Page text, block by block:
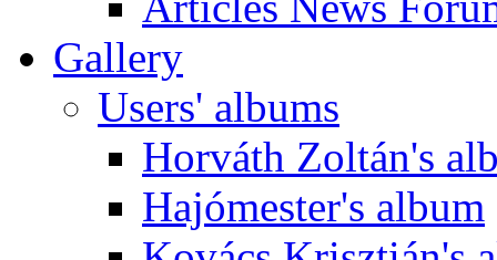
Gallery
Users' albums
Horváth Zoltán's
Hajómester's album